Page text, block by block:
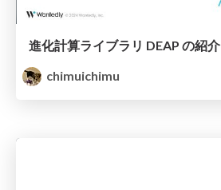
進化計算ライブラリ DEAP の紹介
chimuichimu